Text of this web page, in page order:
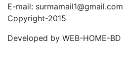
E-mail: surmamail1@gmail.com
Copyright-2015
Developed by WEB-HOME-BD